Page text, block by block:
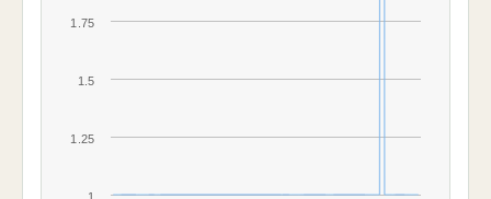
1.25
1.5
1.75